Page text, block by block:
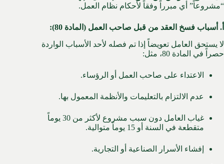
“مشروعاً” أي مبرراً وفقاً لأحكام نظام العمل.
أ. أسباب فسخ العقد من قبل صاحب العمل (المادة 80):
لا يستحق العامل تعويضاً إذا تم فصله لأحد الأسباب الواردة
حصراً في المادة 80، مثل:
الاعتداء على صاحب العمل أو الرؤساء.
عدم الالتزام بالتعليمات والأنظمة المعمول بها.
غياب العامل دون سبب مشروع لأكثر من 30 يوماً
متقطعة في السنة أو 15 يوماً متوالية.
إفشاء الأسرار الصناعية أو التجارية.